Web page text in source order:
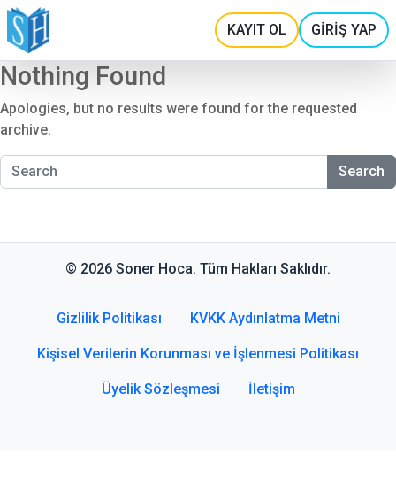
KAYIT OL GİRİŞ YAP
Nothing Found
Apologies, but no results were found for the requested
archive.
Search
© 2026 Soner Hoca. Tüm Hakları Saklıdır.
Gizlilik Politikası KVKK Aydınlatma Metni
Kişisel Verilerin Korunması ve İşlenmesi Politikası
Üyelik Sözleşmesi İletişim